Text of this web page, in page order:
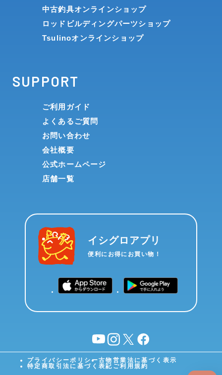
中古釣具オンラインショップ
ロッドビルディングパーツショップ
Tsulinoオンラインショップ
SUPPORT
ご利用ガイド
よくあるご質問
お問い合わせ
会社概要
公式ホームページ
店舗一覧
イシグロアプリ
便利にお得にお買い物！
YouTubeinstagram
X facebook
プライバシーポリシー古物営業法に基づく表示
特定商取引法に基づく表記 ご利用規約